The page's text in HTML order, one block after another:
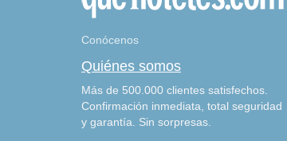
Conócenos
Quiénes somos
Más de 500.000 clientes satisfechos.
Confirmación inmediata, total seguridad
y garantía. Sin sorpresas.